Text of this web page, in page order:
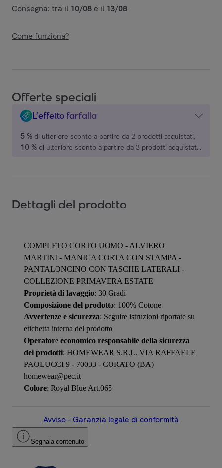
Consegna: tra il 10/08 e il 13/08
Come funziona?
Offerte speciali
L’effetto farfalla
5 % di ulteriore sconto a partire da 2 prodotti acquistati,
10 % di ulteriore sconto a partire da 3 prodotti acquistati,
Dettagli del prodotto
COMPLETO CORTO UOMO - ALVIERO
MARTINI - MANICA CORTA CON STAMPA -
PANTALONCINO CON TASCHE LATERALI -
COLLEZIONE PRIMAVERA ESTATE
Proprietà di lavaggio: 30 Gradi
Composizione del prodotto: 100% Cotone
Avvertenze e sicurezza: Seguire istruzioni riportate su
etichetta interna del prodotto
Operatore economico responsabile della sicurezza
dei prodotti: HOMEWEAR S.R.L. VIA RAFFAELE
PAOLUCCI 9 - 70033 - CORATO (BA)
homewear@pec.it
Colore: Royal Blue Art.065
Avviso – Garanzia legale di conformità
Segnala contenuto